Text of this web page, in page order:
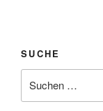
SUCHE
nach: